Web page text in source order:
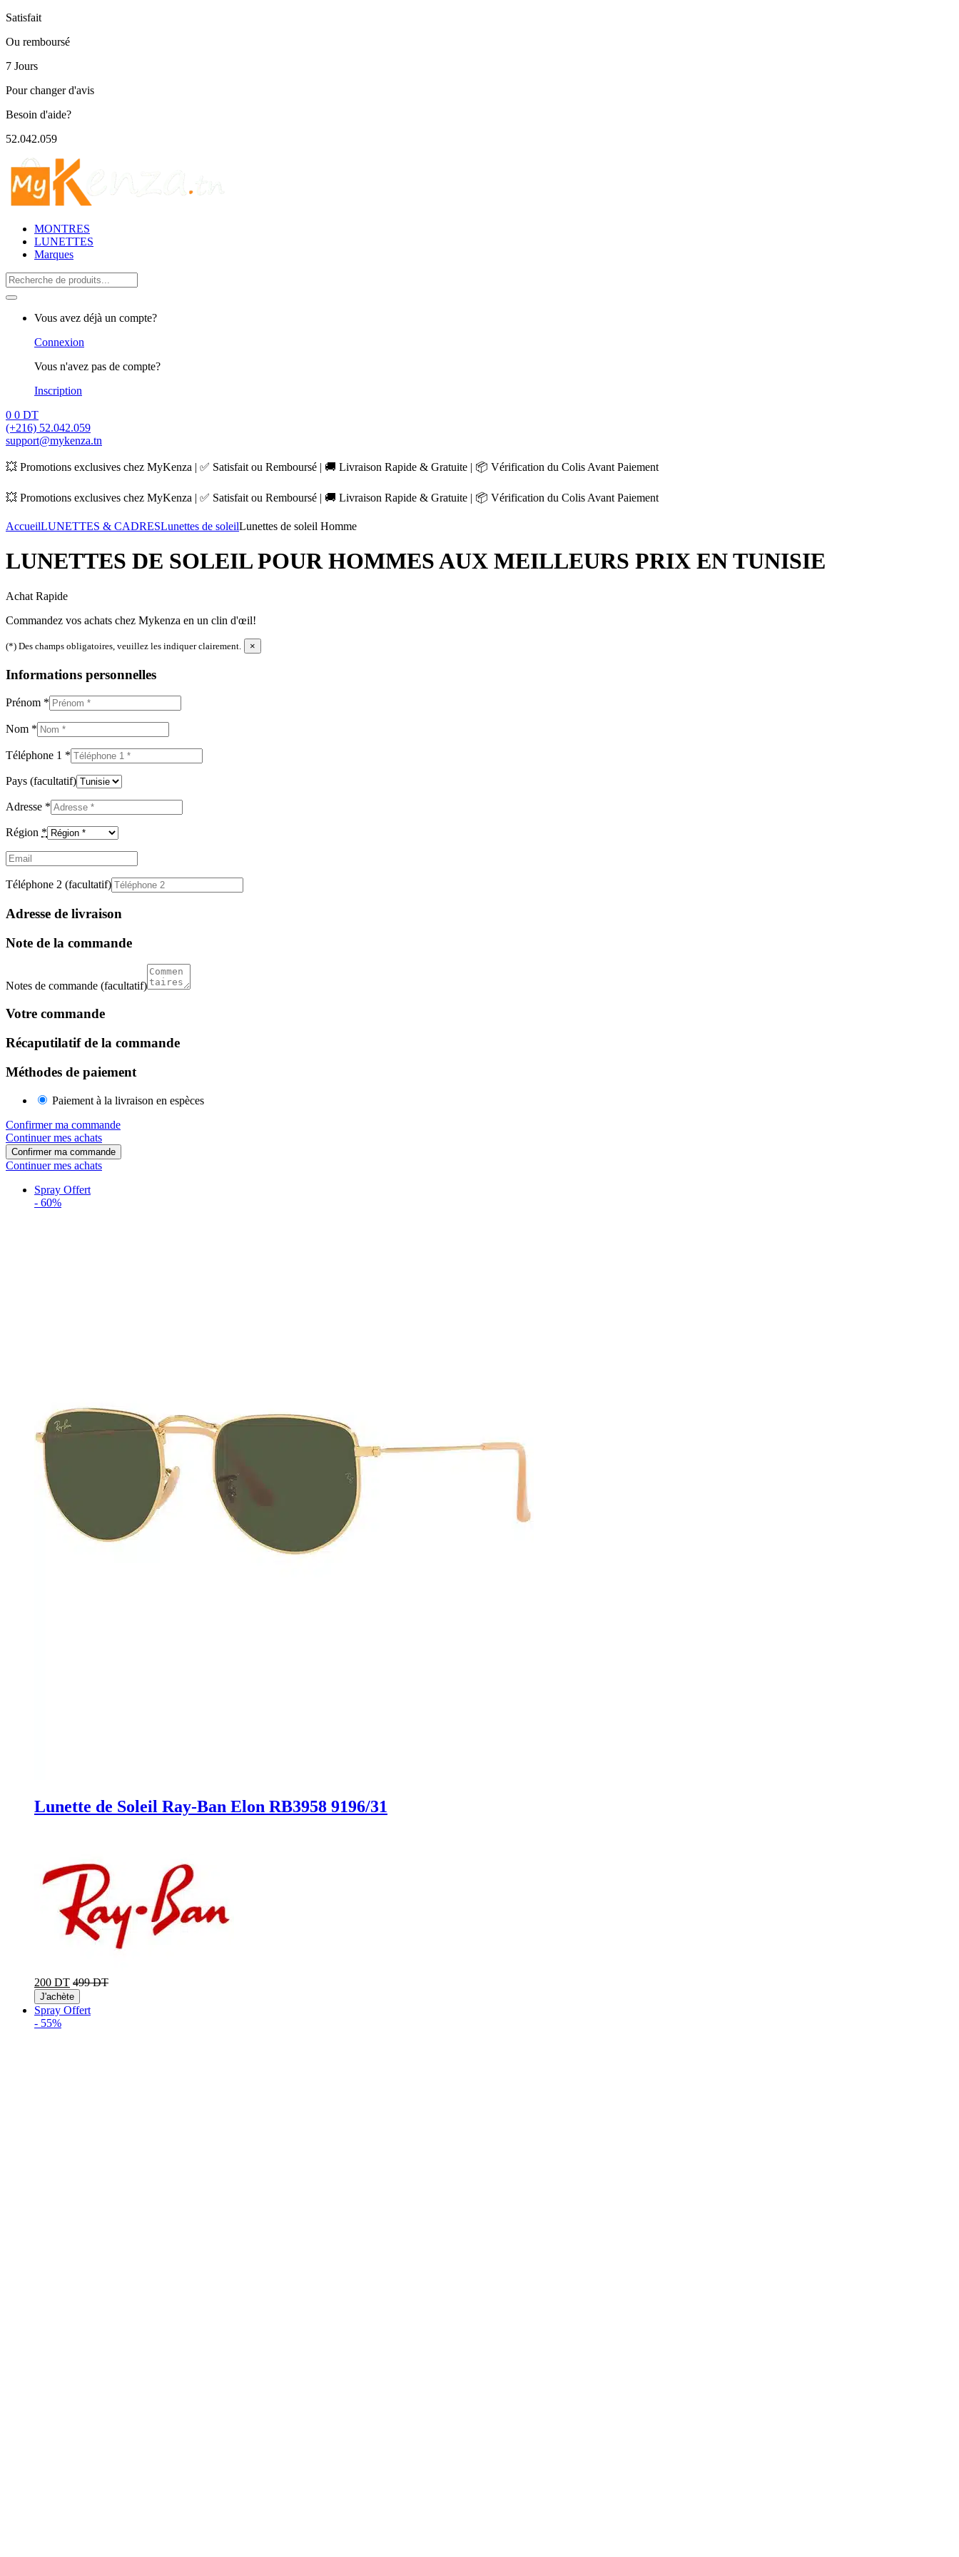
Satisfait
Ou remboursé
7 Jours
Pour changer d'avis
Besoin d'aide?
52.042.059
MONTRES
LUNETTES
Marques
Search
for:
Vous avez déjà un compte?
Connexion
Vous n'avez pas de compte?
Inscription
0 0 DT
(+216) 52.042.059
support@mykenza.tn
💥 Promotions exclusives chez MyKenza | ✅ Satisfait ou Remboursé | 🚚 Livraison Rapide & Gratuite | 📦 Vérification du Colis Avant Paiement
💥 Promotions exclusives chez MyKenza | ✅ Satisfait ou Remboursé | 🚚 Livraison Rapide & Gratuite | 📦 Vérification du Colis Avant Paiement
AccueilLUNETTES & CADRESLunettes de soleilLunettes de soleil Homme
LUNETTES DE SOLEIL POUR HOMMES AUX MEILLEURS PRIX EN TUNISIE
Achat Rapide
Commandez vos achats chez Mykenza en un clin d'œil!
(*) Des champs obligatoires, veuillez les indiquer clairement. ×
Informations personnelles
Prénom *
Nom *
Téléphone 1 *
Pays (facultatif)
Adresse *
Région *
Email
Téléphone 2 (facultatif)
Adresse de livraison
Note de la commande
Notes de commande (facultatif)
Votre commande
Récaputilatif de la commande
Méthodes de paiement
Paiement à la livraison en espèces
Confirmer ma commande
Continuer mes achats
Confirmer ma commande
Continuer mes achats
Spray Offert
- 60%
Lunette de Soleil Ray-Ban Elon RB3958 9196/31
200 DT 499 DT
J'achète
Spray Offert
- 55%